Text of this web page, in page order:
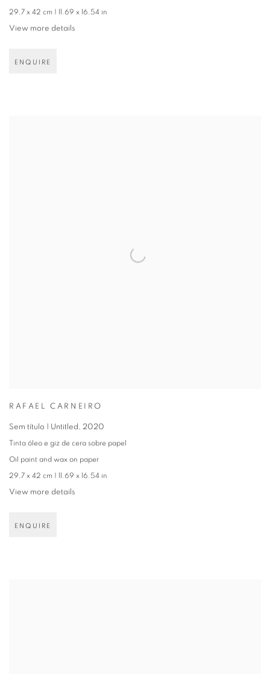
29,7 x 42 cm | 11.69 x 16.54 in
View more details
ENQUIRE
RAFAEL CARNEIRO
Sem título | Untitled, 2020
Tinta óleo e giz de cera sobre papel
Oil paint and wax on paper
29,7 x 42 cm | 11.69 x 16.54 in
View more details
ENQUIRE